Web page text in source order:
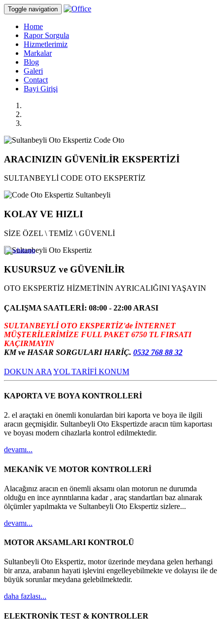
Toggle navigation
Home
Rapor Sorgula
Hizmetlerimiz
Markalar
Blog
Galeri
Contact
Bayi Girişi
ARACINIZIN GÜVENİLİR EKSPERTİZİ
SULTANBEYLİ CODE OTO EKSPERTİZ
KOLAY VE HIZLI
SİZE ÖZEL \ TEMİZ \ GÜVENLİ
KUSURSUZ ve GÜVENİLİR
OTO EKSPERTİZ HİZMETİNİN AYRICALIĞINI YAŞAYIN
ÇALIŞMA SAATLERİ: 08:00 - 22:00 ARASI
SULTANBEYLİ OTO EKSPERTİZ'de İNTERNET
MÜŞTERİLERİMİZE FULL PAKET 6750 TL FIRSATI
KAÇIRMAYIN
KM ve HASAR SORGULARI HARİÇ. 0532 768 88 32
DOKUN ARA YOL TARİFİ KONUM
KAPORTA VE BOYA KONTROLLERİ
2. el araçtaki en önemli konulardan biri kaporta ve boya ile ilgili
aracın geçmişidir. Sultanbeyli Oto Ekspertizde aracın tüm kaportası
ve boyası modern cihazlarla kontrol edilmektedir.
devamı...
MEKANİK VE MOTOR KONTROLLERİ
Alacağınız aracın en önemli aksamı olan motorun ne durumda
olduğu en ince ayrıntılarına kadar , araç standartları baz alınarak
ölçümler yapılmakta ve Sultanbeyli Oto Ekspertiz sizlere...
devamı...
MOTOR AKSAMLARI KONTROLÜ
Sultanbeyli Oto Ekspertiz, motor üzerinde meydana gelen herhangi
bir arıza, arabanın hayati işlevini engelleyebilmekte ve dolayısı ile de
büyük sorunlar meydana gelebilmektedir.
daha fazlası...
ELEKTRONİK TEST & KONTROLLER